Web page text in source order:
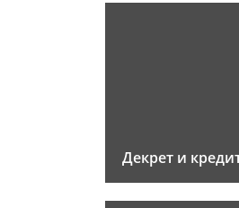
Декрет и